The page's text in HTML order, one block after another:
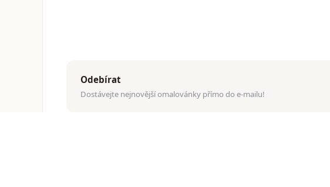
Odebírat
Dostávejte nejnovější omalovánky přímo do e-mailu!